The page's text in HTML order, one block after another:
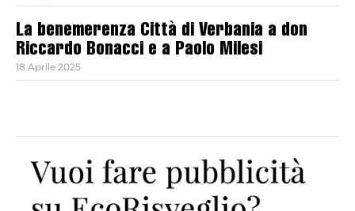
La benemerenza Città di Verbania a don
Riccardo Bonacci e a Paolo Milesi
18 Aprile 2025